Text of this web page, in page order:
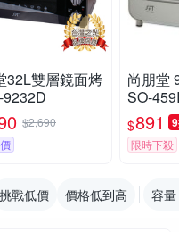
32L雙層鏡面烤
$2,690
尚朋堂
SO-
$891
限時下殺
挑戰低價 價格低到高 容量